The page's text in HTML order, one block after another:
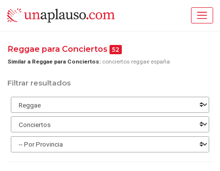
Reggae para Conciertos 52
Similar a Reggae para Conciertos: conciertos reggae españa
Filtrar resultados